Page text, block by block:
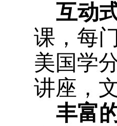
互动
课，每
美国学
讲座，
丰富